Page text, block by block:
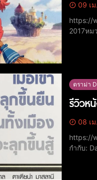
09 เ
https://
2017หม
ดราม่า
รีวิวห
08 เ
https://
กำกับ: